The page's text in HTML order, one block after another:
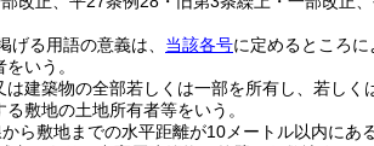
げる用語の意義は、 当該各号に定めるところに
いう。
建築物の全部若しくは一部を所有し、若しく
敷地の土地所有者等をいう。
ら敷地までの水平距離が10メートル以内にある